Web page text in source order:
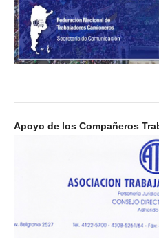
Apoyo de los Compañeros